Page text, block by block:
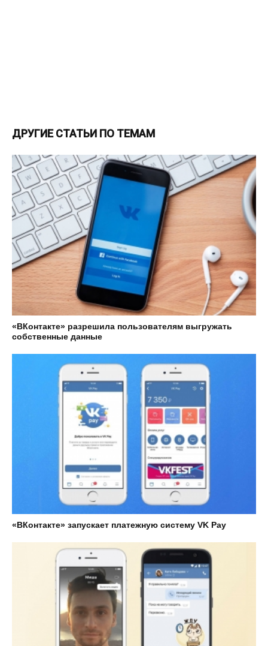
ДРУГИЕ СТАТЬИ ПО ТЕМАМ
«ВКонтакте» разрешила пользователям выгружать
собственные данные
«ВКонтакте» запускает платежную систему VK Pay